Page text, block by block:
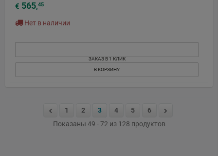
€ 565,45
Нет в наличии
ЗАКАЗ В 1 КЛИК
В КОРЗИНУ
1 2 3 4 5
6
Показаны 49 - 72 из 128 продуктов